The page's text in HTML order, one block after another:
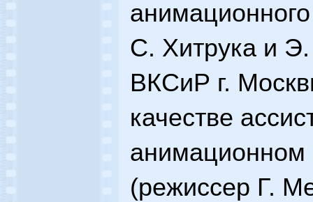
С. Хитрука и
ВКСиР г.
качестве
(режиссер Г.